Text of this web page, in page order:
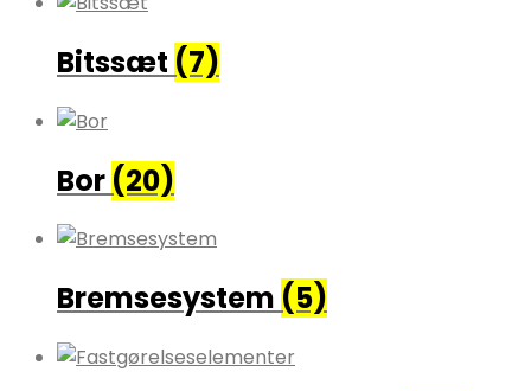
Bitssæt (7)
Bor (20)
Bremsesystem (5)